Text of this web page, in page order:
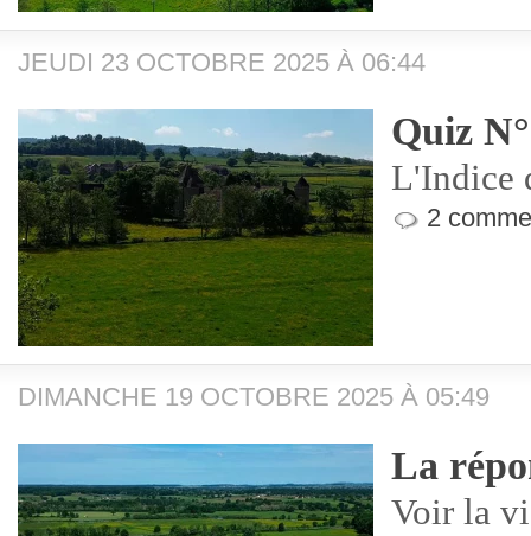
JEUDI 23 OCTOBRE 2025 À 06:44
Quiz
L'Indice
2
DIMANCHE 19 OCTOBRE 2025 À 05:49
La
Voir la